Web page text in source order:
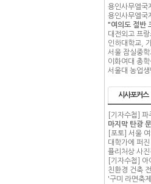
용인사무엘국
용인사무엘국
"여의도 절반
대전외고 프
인하대학교,
서울 잠실중
이화여대 총
서울대 농업
시사포커스
[기자수첩] 파
마지막 탄광
[포토] 서울
대학가에 퍼
퓰리처상 사
[기자수첩] 아
친환경 건축
'구미 라면축